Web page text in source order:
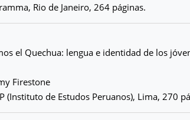
Rio de Janeiro, 264 páginas.
el Quechua: lengua e identidad de los
Firestone
(Instituto de Estudos Peruanos), Lima, 270